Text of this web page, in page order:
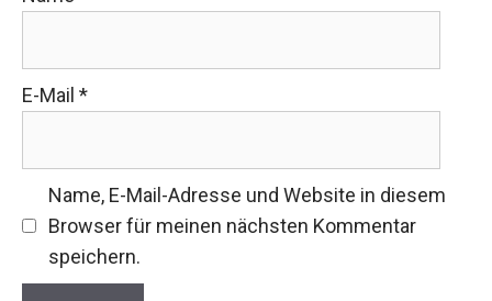
E-Mail *
Name, E-Mail-Adresse und Website in diesem
Browser für meinen nächsten Kommentar
speichern.